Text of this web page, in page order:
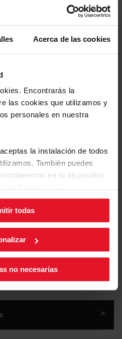
Acerca de las cookies
Encontrarás la
las cookies que utilizamos y
personales en nuestra
la instalación de todos
También puedes
en tu dispositivo
de cookies en cualquier
negro en la esquina inferior
todas
no necesarias
de chistorra y huevo frito en
reposar en el frigorífico
huevo batido y panko.
abundante aceite de oliva
de que no se nos abran.
>
>